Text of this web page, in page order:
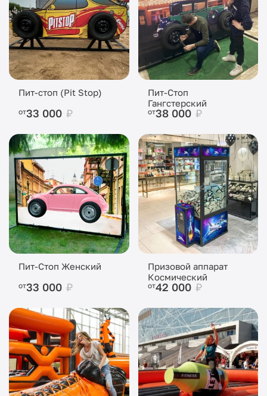
Пит-стоп (Pit Stop)
от33 000 ₽
Пит-Стоп
Гангстерский
от38 000 ₽
Пит-Стоп Женский
от33 000 ₽
Призовой аппарат
Космический
от42 000 ₽